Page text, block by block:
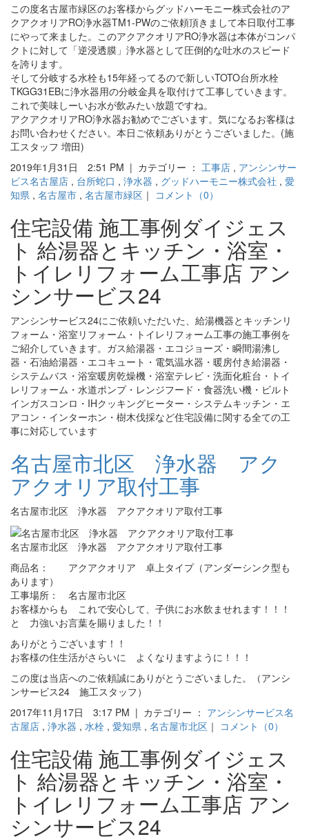
この度名古屋市緑区のお客様からグッドハーモニー株式会社のア
クアクオリアRO浄水器TM1-PWのご依頼頂きまして本日取付工事
にやって来ました。このアクアクオリアRO浄水器は本体がコンパ
クトに対して「逆浸透膜」浄水器として圧倒的な吐水のスピード
を誇ります。
そして分岐する水栓も15年経ってるので新しいTOTO台所水栓
TKGG31EBに浄水器用の分岐金具を取付けて工事していきます。
これで美味しーいお水が飲みたい放題ですね。
アクアクオリアRO浄水器お勧めでございます。気になるお客様は
お問い合わせください。本日ご依頼ありがとうございました。(施
工スタッフ 増田)
2019年1月31日 2:51 PM | カテゴリー ： 工事店 , アンシンサー
ビス名古屋店 , 台所蛇口 , 浄水器 , グッドハーモニー株式会社 , 愛
知県 , 名古屋市 , 名古屋市緑区 ｜ コメント（0）
住宅設備 施工事例ダイジェス
ト 給湯器とキッチン・浴室・
トイレリフォーム工事店 アン
シンサービス24
アンシンサービス24にご依頼いただいた、給湯機器とキッチンリ
フォーム・浴室リフォーム・トイレリフォーム工事の施工事例を
ご紹介していきます。ガス給湯器・エコジョーズ・瞬間湯沸し
器・石油給湯器・エコキュート・電気温水器・暖房付き給湯器・
システムバス・浴室暖房乾燥機・浴室テレビ・洗面化粧台・トイ
レリフォーム・水道ポンプ・レンジフード・食器洗い機・ビルト
インガスコンロ・IHクッキングヒーター・システムキッチン・エ
アコン・インターホン・樹木伐採など住宅設備に関する全ての工
事に対応しています
名古屋市北区 浄水器 アク
アクオリア取付工事
名古屋市北区 浄水器 アクアクオリア取付工事
名古屋市北区 浄水器 アクアクオリア取付工事
商品名： アクアクオリア 卓上タイプ（アンダーシンク型も
あります）
工事場所： 名古屋市北区
お客様からも これで安心して、子供にお水飲ませれます！！！
と 力強いお言葉を賜りました！！
ありがとうございます！！
お客様の住生活がさらいに よくなりますように！！！
この度は当店へのご依頼誠にありがとうございました。（アンシ
ンサービス24 施工スタッフ）
2017年11月17日 3:17 PM | カテゴリー ： アンシンサービス名
古屋店 , 浄水器 , 水栓 , 愛知県 , 名古屋市北区 ｜ コメント（0）
住宅設備 施工事例ダイジェス
ト 給湯器とキッチン・浴室・
トイレリフォーム工事店 アン
シンサービス24